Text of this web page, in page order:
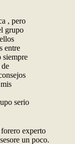
, pero
grupo
entre
siempre
serio
experto
un poco.